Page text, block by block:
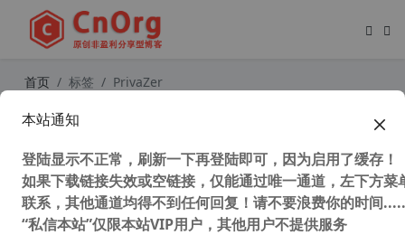
首页 标签 PrivaZer
查看电脑操作记录和清除工具 ShellB
中文版
本站通知
登陆显示不正常，刷新一下再登陆即可，因为启用了缓存！
如果下载链接失效或空链接，仅能通过唯一通道，左下方菜
联系，其他通道均得不到任何回复！请不要浪费你的时间
“私信本站”仅限本站VIP用户，其他用户不提供服务